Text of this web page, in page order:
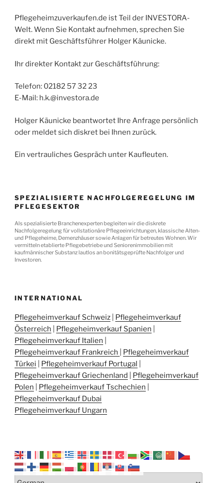
Pflegeheimzuverkaufen.de ist Teil der INVESTORA-
Welt. Wenn Sie Kontakt aufnehmen, sprechen Sie
direkt mit Geschäftsführer Holger Käunicke.
Ihr direkter Kontakt zur Geschäftsführung:
Telefon: 02182 57 32 23
E-Mail: h.k.@investora.de
Holger Käunicke beantwortet Ihre Anfrage persönlich
oder meldet sich diskret bei Ihnen zurück.
Ein vertrauliches Gespräch unter Kaufleuten.
SPEZIALISIERTE NACHFOLGEREGELUNG IM
PFLEGESEKTOR
Als spezialisierte Branchenexperten begleiten wir die diskrete
Nachfolgeregelung für vollstationäre Pflegeeinrichtungen, klassische Alten-
und Pflegeheime, Demenzhäuser sowie Anlagen für betreutes Wohnen. Wir
vermitteln etablierte Pflegebetriebe und Seniorenimmobilien mit
kaufmännischer Substanz lautlos an bonitätsgeprüfte Nachfolger und
Investoren.
INTERNATIONAL
Pflegeheimverkauf Schweiz
Pflegeheimverkauf
Österreich
Pflegeheimverkauf Spanien
Pflegeheimverkauf Italien
Pflegeheimverkauf Frankreich
Pflegeheimverkauf
Türkei
Pflegeheimverkauf Portugal
Pflegeheimverkauf Griechenland
Pflegeheimverkauf
Polen
Pflegeheimverkauf Tschechien
Pflegeheimverkauf Dubai
Pflegeheimverkauf Ungarn